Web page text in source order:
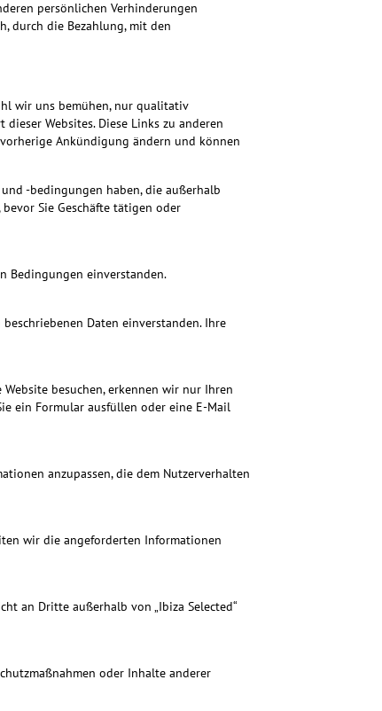
persönlichen Verhinderungen
durch die Bezahlung, mit den
wir uns bemühen, nur qualitativ
Websites. Diese Links zu anderen
Ankündigung ändern und können
-bedingungen haben, die außerhalb
Sie Geschäfte tätigen oder
Bedingungen einverstanden.
Daten einverstanden. Ihre
besuchen, erkennen wir nur Ihren
ein Formular ausfüllen oder eine E-Mail
anzupassen, die dem Nutzerverhalten
wir die angeforderten Informationen
an Dritte außerhalb von „Ibiza Selected“
oder Inhalte anderer